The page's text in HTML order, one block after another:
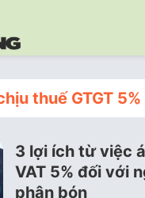
thuế GTGT 5%
3 lợi ích từ việc
VAT 5% đối với
phân bón